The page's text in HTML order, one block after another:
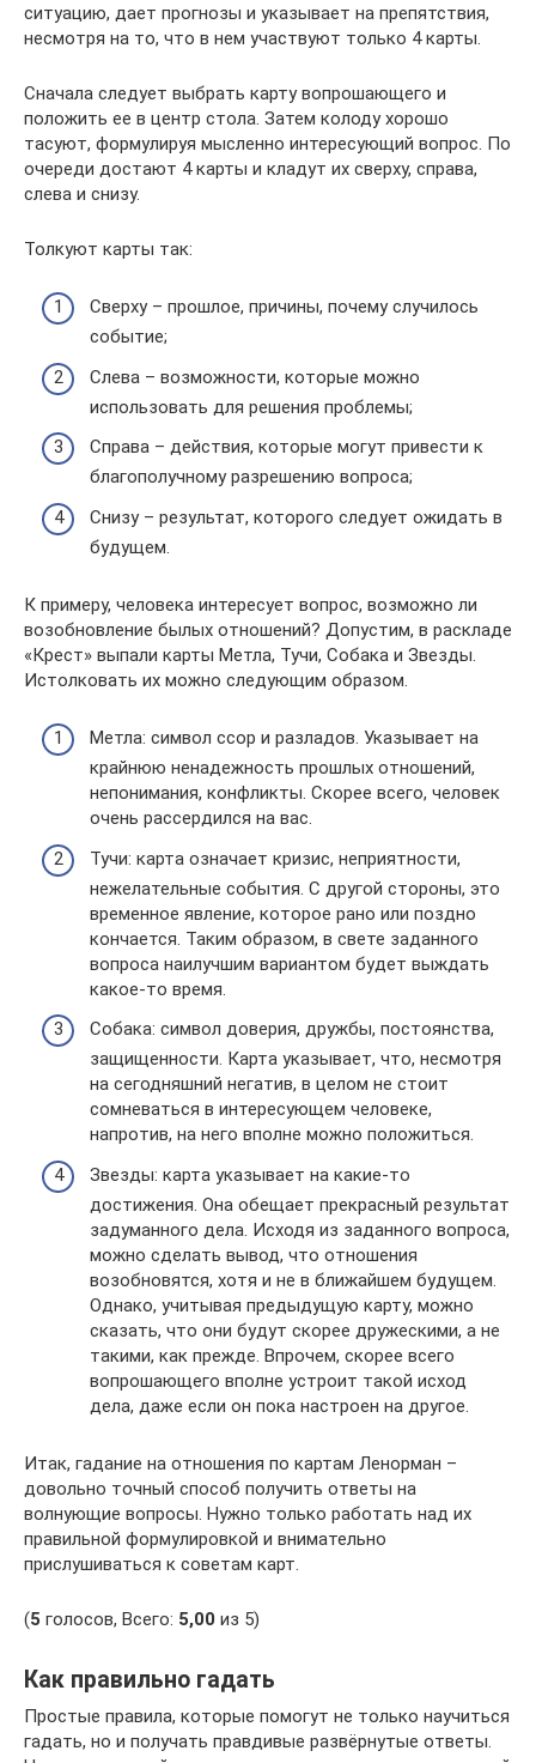
ситуацию, дает прогнозы и указывает на препятствия,
несмотря на то, что в нем участвуют только 4 карты.
Сначала следует выбрать карту вопрошающего и
положить ее в центр стола. Затем колоду хорошо
тасуют, формулируя мысленно интересующий вопрос. По
очереди достают 4 карты и кладут их сверху, справа,
слева и снизу.
Толкуют карты так:
Сверху – прошлое, причины, почему случилось
событие;
Слева – возможности, которые можно
использовать для решения проблемы;
Справа – действия, которые могут привести к
благополучному разрешению вопроса;
Снизу – результат, которого следует ожидать в
будущем.
К примеру, человека интересует вопрос, возможно ли
возобновление былых отношений? Допустим, в раскладе
«Крест» выпали карты Метла, Тучи, Собака и Звезды.
Истолковать их можно следующим образом.
Метла: символ ссор и разладов. Указывает на
крайнюю ненадежность прошлых отношений,
непонимания, конфликты. Скорее всего, человек
очень рассердился на вас.
Тучи: карта означает кризис, неприятности,
нежелательные события. С другой стороны, это
временное явление, которое рано или поздно
кончается. Таким образом, в свете заданного
вопроса наилучшим вариантом будет выждать
какое-то время.
Собака: символ доверия, дружбы, постоянства,
защищенности. Карта указывает, что, несмотря
на сегодняшний негатив, в целом не стоит
сомневаться в интересующем человеке,
напротив, на него вполне можно положиться.
Звезды: карта указывает на какие-то
достижения. Она обещает прекрасный результат
задуманного дела. Исходя из заданного вопроса,
можно сделать вывод, что отношения
возобновятся, хотя и не в ближайшем будущем.
Однако, учитывая предыдущую карту, можно
сказать, что они будут скорее дружескими, а не
такими, как прежде. Впрочем, скорее всего
вопрошающего вполне устроит такой исход
дела, даже если он пока настроен на другое.
Итак, гадание на отношения по картам Ленорман –
довольно точный способ получить ответы на
волнующие вопросы. Нужно только работать над их
правильной формулировкой и внимательно
прислушиваться к советам карт.
(5 голосов, Всего: 5,00 из 5)
Как правильно гадать
Простые правила, которые помогут не только научиться
гадать, но и получать правдивые развёрнутые ответы.